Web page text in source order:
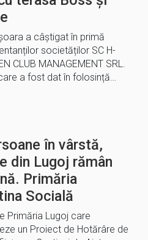
a câștigat în primă
societăților SC H-
CLUB MANAGEMENT SRL.
a fost dat în folosință…
în vârstă,
din Lugoj rămân
Primăria
Socială
Primăria Lugoj care
un Proiect de Hotărâre de